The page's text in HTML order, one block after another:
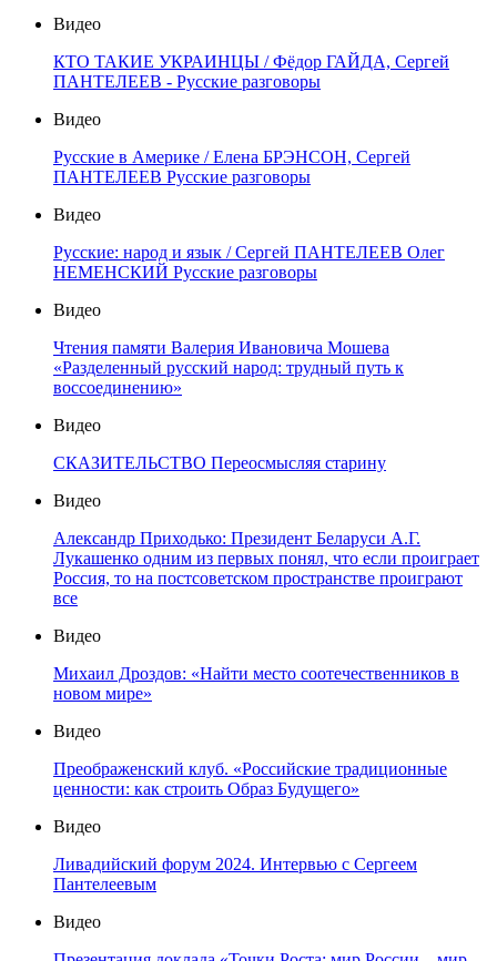
Видео
КТО ТАКИЕ УКРАИНЦЫ / Фёдор ГАЙДА, Сергей
ПАНТЕЛЕЕВ - Русские разговоры
Видео
Русские в Америке / Елена БРЭНСОН, Сергей
ПАНТЕЛЕЕВ Русские разговоры
Видео
Русские: народ и язык / Сергей ПАНТЕЛЕЕВ Олег
НЕМЕНСКИЙ Русские разговоры
Видео
Чтения памяти Валерия Ивановича Мошева
«Разделенный русский народ: трудный путь к
воссоединению»
Видео
СКАЗИТЕЛЬСТВО Переосмысляя старину
Видео
Александр Приходько: Президент Беларуси А.Г.
Лукашенко одним из первых понял, что если проиграет
Россия, то на постсоветском пространстве проиграют
все
Видео
Михаил Дроздов: «Найти место соотечественников в
новом мире»
Видео
Преображенский клуб. «Российские традиционные
ценности: как строить Образ Будущего»
Видео
Ливадийский форум 2024. Интервью с Сергеем
Пантелеевым
Видео